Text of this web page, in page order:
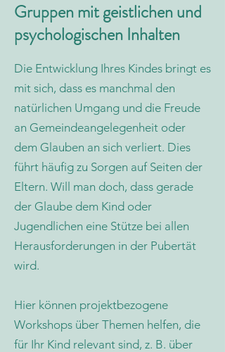
Gruppen mit geistlichen und
psychologischen Inhalten
Die Entwicklung Ihres Kindes bringt es
mit sich, dass es manchmal den
natürlichen Umgang und die Freude
an Gemeindeangelegenheit oder
dem Glauben an sich verliert. Dies
führt häufig zu Sorgen auf Seiten der
Eltern. Will man doch, dass gerade
der Glaube dem Kind oder
Jugendlichen eine Stütze bei allen
Herausforderungen in der Pubertät
wird.
Hier können projektbezogene
Workshops über Themen helfen, die
für Ihr Kind relevant sind, z. B. über